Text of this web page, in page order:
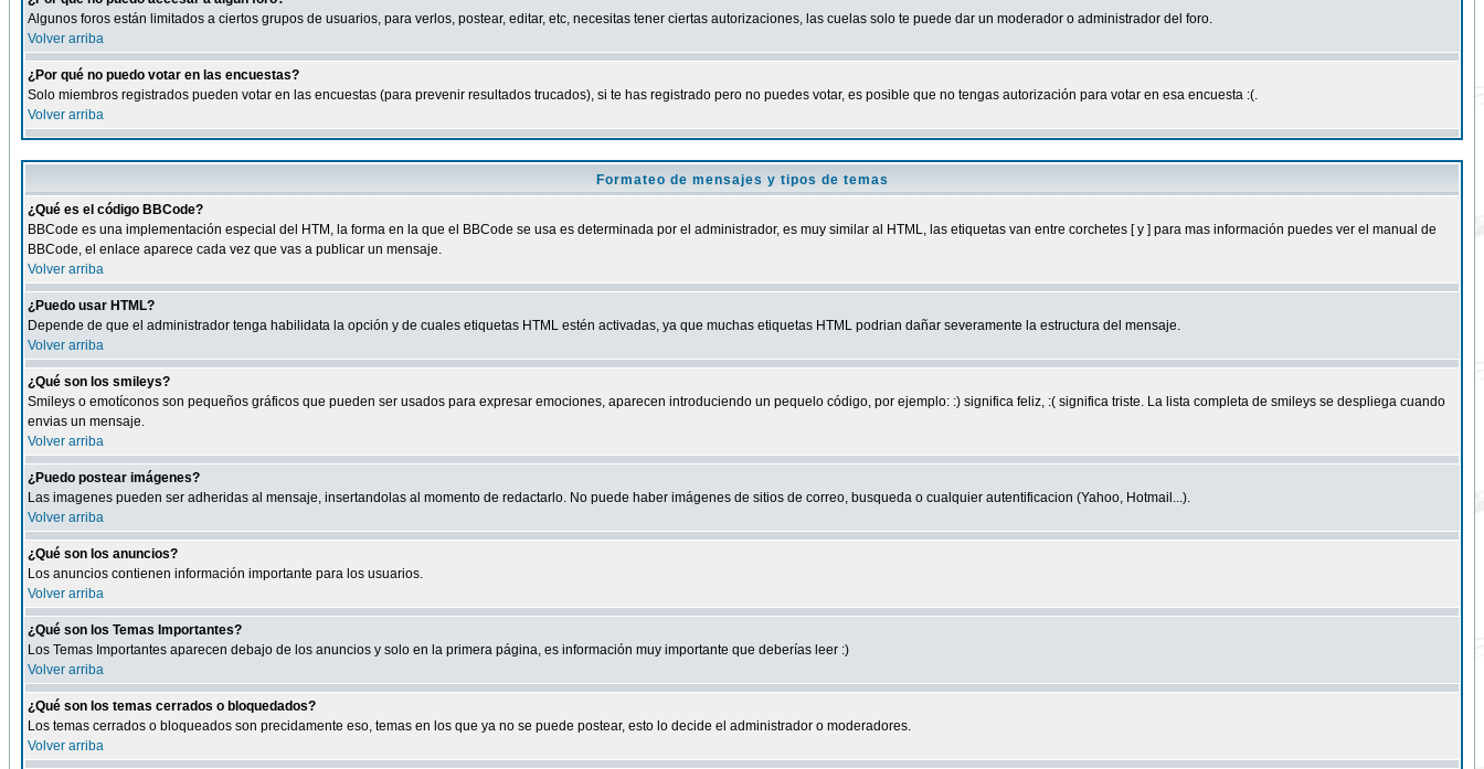
Algunos foros están limitados a ciertos grupos de usuarios, para verlos, postear, editar, etc, necesitas tener ciertas autorizaciones, las cuelas solo te puede dar un moderador o administrador del foro.
Volver arriba
¿Por qué no puedo votar en las encuestas?
Solo miembros registrados pueden votar en las encuestas (para prevenir resultados trucados), si te has registrado pero no puedes votar, es posible que no tengas autorización para votar en esa encuesta :(.
Volver arriba
Formateo de mensajes y tipos de temas
¿Qué es el código BBCode?
BBCode es una implementación especial del HTM, la forma en la que el BBCode se usa es determinada por el administrador, es muy similar al HTML, las etiquetas van entre corchetes [ y ] para mas información puedes ver el manual de
BBCode, el enlace aparece cada vez que vas a publicar un mensaje.
Volver arriba
¿Puedo usar HTML?
Depende de que el administrador tenga habilidata la opción y de cuales etiquetas HTML estén activadas, ya que muchas etiquetas HTML podrian dañar severamente la estructura del mensaje.
Volver arriba
¿Qué son los smileys?
Smileys o emotíconos son pequeños gráficos que pueden ser usados para expresar emociones, aparecen introduciendo un pequelo código, por ejemplo: :) significa feliz, :( significa triste. La lista completa de smileys se despliega cuando
envias un mensaje.
Volver arriba
¿Puedo postear imágenes?
Las imagenes pueden ser adheridas al mensaje, insertandolas al momento de redactarlo. No puede haber imágenes de sitios de correo, busqueda o cualquier autentificacion (Yahoo, Hotmail...).
Volver arriba
¿Qué son los anuncios?
Los anuncios contienen información importante para los usuarios.
Volver arriba
¿Qué son los Temas Importantes?
Los Temas Importantes aparecen debajo de los anuncios y solo en la primera página, es información muy importante que deberías leer :)
Volver arriba
¿Qué son los temas cerrados o bloquedados?
Los temas cerrados o bloqueados son precidamente eso, temas en los que ya no se puede postear, esto lo decide el administrador o moderadores.
Volver arriba